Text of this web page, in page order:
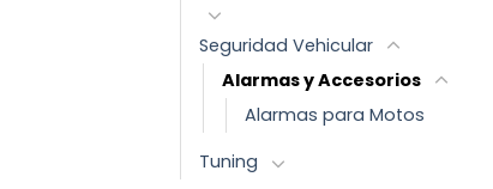
Seguridad Vehicular
Alarmas y Accesorios
Alarmas para Motos
Tuning